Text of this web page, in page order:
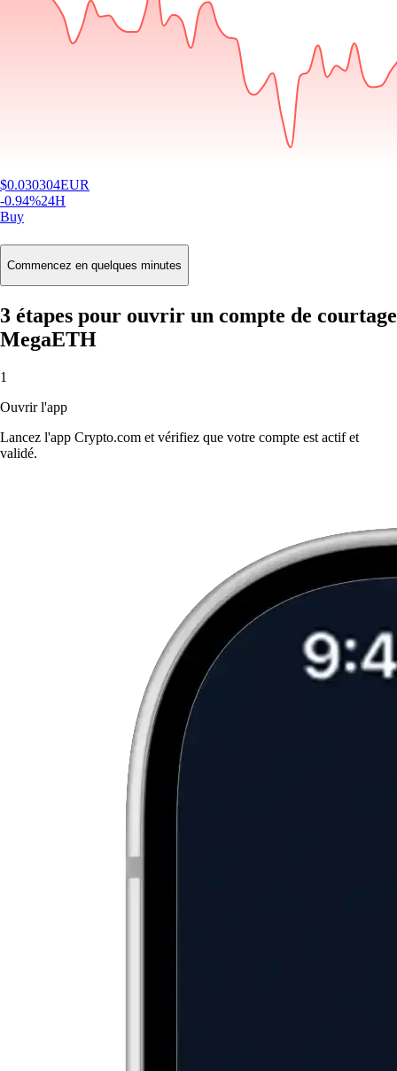
$0.030304EUR
-0.94%24H
Buy
Commencez en quelques minutes
3 étapes pour ouvrir un compte de courtage
MegaETH
1
Ouvrir l'app
Lancez l'app Crypto.com et vérifiez que votre compte est actif et
validé.